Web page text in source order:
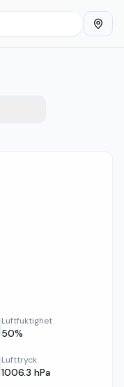
Luftfuktighet
50%
Lufttryck
1006.3 hPa